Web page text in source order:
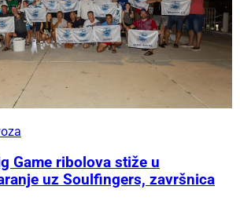
Game ribolova stiže u
uz Soulfingers, završnica